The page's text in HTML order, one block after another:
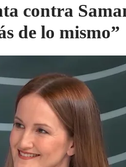
contra
de lo mismo”